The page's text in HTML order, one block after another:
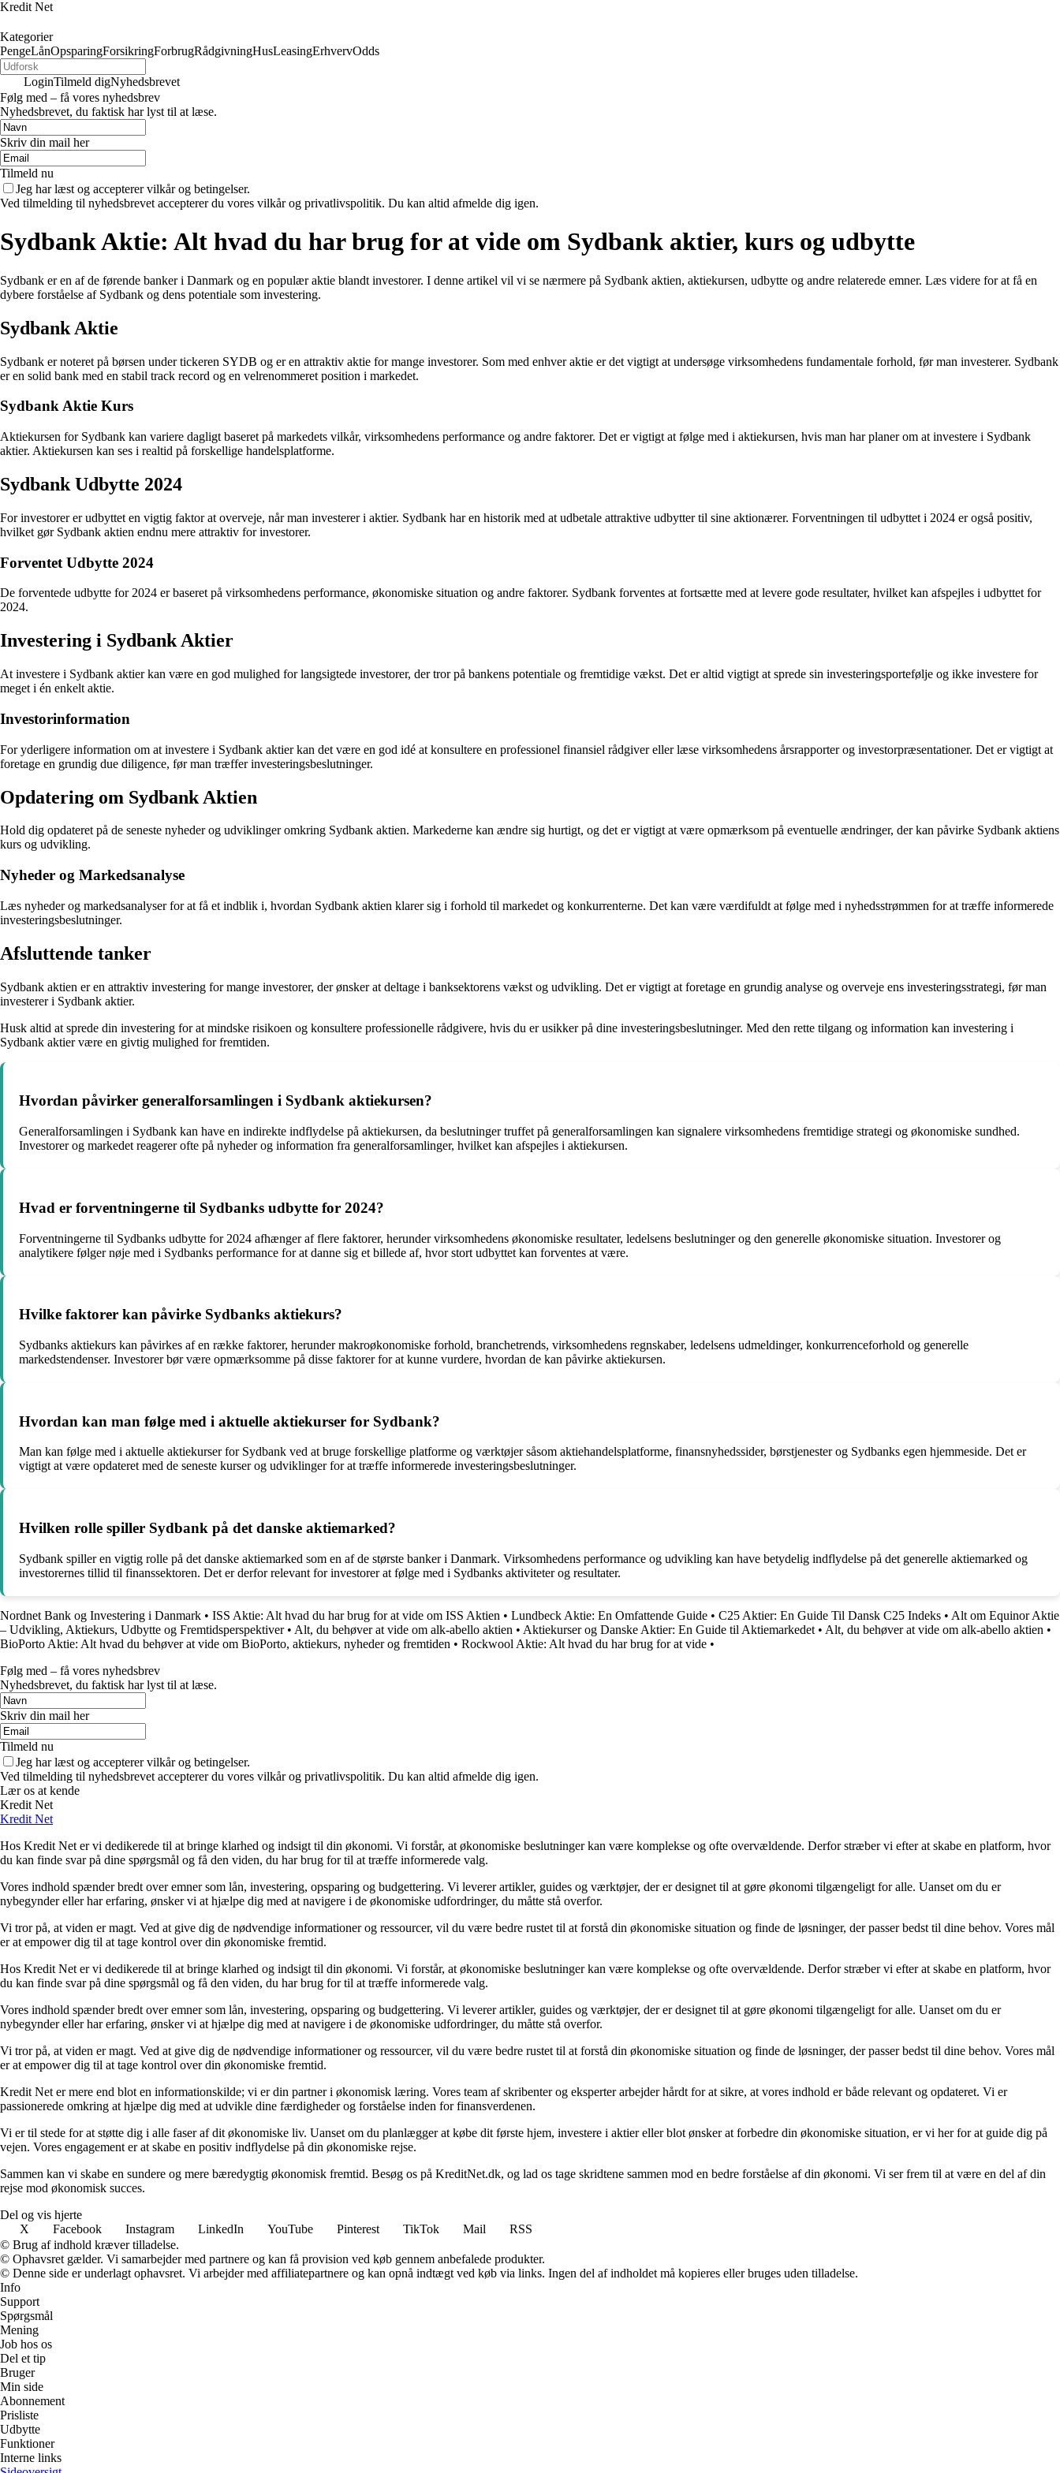
Kredit Net
Kategorier
PengeLånOpsparingForsikringForbrugRådgivningHusLeasingErhvervOdds
LoginTilmeld digNyhedsbrevet
Følg med – få vores nyhedsbrev
Nyhedsbrevet, du faktisk har lyst til at læse.
Skriv din mail her
Tilmeld nu
Jeg har læst og accepterer vilkår og betingelser.
Ved tilmelding til nyhedsbrevet accepterer du vores vilkår og privatlivspolitik. Du kan altid afmelde dig igen.
Sydbank Aktie: Alt hvad du har brug for at vide om Sydbank aktier, kurs og udbytte
Sydbank er en af de førende banker i Danmark og en populær aktie blandt investorer. I denne artikel vil vi se nærmere på Sydbank aktien, aktiekursen, udbytte og andre relaterede emner. Læs videre for at få en
dybere forståelse af Sydbank og dens potentiale som investering.
Sydbank Aktie
Sydbank er noteret på børsen under tickeren SYDB og er en attraktiv aktie for mange investorer. Som med enhver aktie er det vigtigt at undersøge virksomhedens fundamentale forhold, før man investerer. Sydbank
er en solid bank med en stabil track record og en velrenommeret position i markedet.
Sydbank Aktie Kurs
Aktiekursen for Sydbank kan variere dagligt baseret på markedets vilkår, virksomhedens performance og andre faktorer. Det er vigtigt at følge med i aktiekursen, hvis man har planer om at investere i Sydbank
aktier. Aktiekursen kan ses i realtid på forskellige handelsplatforme.
Sydbank Udbytte 2024
For investorer er udbyttet en vigtig faktor at overveje, når man investerer i aktier. Sydbank har en historik med at udbetale attraktive udbytter til sine aktionærer. Forventningen til udbyttet i 2024 er også positiv,
hvilket gør Sydbank aktien endnu mere attraktiv for investorer.
Forventet Udbytte 2024
De forventede udbytte for 2024 er baseret på virksomhedens performance, økonomiske situation og andre faktorer. Sydbank forventes at fortsætte med at levere gode resultater, hvilket kan afspejles i udbyttet for
2024.
Investering i Sydbank Aktier
At investere i Sydbank aktier kan være en god mulighed for langsigtede investorer, der tror på bankens potentiale og fremtidige vækst. Det er altid vigtigt at sprede sin investeringsportefølje og ikke investere for
meget i én enkelt aktie.
Investorinformation
For yderligere information om at investere i Sydbank aktier kan det være en god idé at konsultere en professionel finansiel rådgiver eller læse virksomhedens årsrapporter og investorpræsentationer. Det er vigtigt at
foretage en grundig due diligence, før man træffer investeringsbeslutninger.
Opdatering om Sydbank Aktien
Hold dig opdateret på de seneste nyheder og udviklinger omkring Sydbank aktien. Markederne kan ændre sig hurtigt, og det er vigtigt at være opmærksom på eventuelle ændringer, der kan påvirke Sydbank aktiens
kurs og udvikling.
Nyheder og Markedsanalyse
Læs nyheder og markedsanalyser for at få et indblik i, hvordan Sydbank aktien klarer sig i forhold til markedet og konkurrenterne. Det kan være værdifuldt at følge med i nyhedsstrømmen for at træffe informerede
investeringsbeslutninger.
Afsluttende tanker
Sydbank aktien er en attraktiv investering for mange investorer, der ønsker at deltage i banksektorens vækst og udvikling. Det er vigtigt at foretage en grundig analyse og overveje ens investeringsstrategi, før man
investerer i Sydbank aktier.
Husk altid at sprede din investering for at mindske risikoen og konsultere professionelle rådgivere, hvis du er usikker på dine investeringsbeslutninger. Med den rette tilgang og information kan investering i
Sydbank aktier være en givtig mulighed for fremtiden.
Hvordan påvirker generalforsamlingen i Sydbank aktiekursen?
Generalforsamlingen i Sydbank kan have en indirekte indflydelse på aktiekursen, da beslutninger truffet på generalforsamlingen kan signalere virksomhedens fremtidige strategi og økonomiske sundhed.
Investorer og markedet reagerer ofte på nyheder og information fra generalforsamlinger, hvilket kan afspejles i aktiekursen.
Hvad er forventningerne til Sydbanks udbytte for 2024?
Forventningerne til Sydbanks udbytte for 2024 afhænger af flere faktorer, herunder virksomhedens økonomiske resultater, ledelsens beslutninger og den generelle økonomiske situation. Investorer og
analytikere følger nøje med i Sydbanks performance for at danne sig et billede af, hvor stort udbyttet kan forventes at være.
Hvilke faktorer kan påvirke Sydbanks aktiekurs?
Sydbanks aktiekurs kan påvirkes af en række faktorer, herunder makroøkonomiske forhold, branchetrends, virksomhedens regnskaber, ledelsens udmeldinger, konkurrenceforhold og generelle
markedstendenser. Investorer bør være opmærksomme på disse faktorer for at kunne vurdere, hvordan de kan påvirke aktiekursen.
Hvordan kan man følge med i aktuelle aktiekurser for Sydbank?
Man kan følge med i aktuelle aktiekurser for Sydbank ved at bruge forskellige platforme og værktøjer såsom aktiehandelsplatforme, finansnyhedssider, børstjenester og Sydbanks egen hjemmeside. Det er
vigtigt at være opdateret med de seneste kurser og udviklinger for at træffe informerede investeringsbeslutninger.
Hvilken rolle spiller Sydbank på det danske aktiemarked?
Sydbank spiller en vigtig rolle på det danske aktiemarked som en af de største banker i Danmark. Virksomhedens performance og udvikling kan have betydelig indflydelse på det generelle aktiemarked og
investorernes tillid til finanssektoren. Det er derfor relevant for investorer at følge med i Sydbanks aktiviteter og resultater.
Nordnet Bank og Investering i Danmark • ISS Aktie: Alt hvad du har brug for at vide om ISS Aktien • Lundbeck Aktie: En Omfattende Guide • C25 Aktier: En Guide Til Dansk C25 Indeks • Alt om Equinor Aktie
– Udvikling, Aktiekurs, Udbytte og Fremtidsperspektiver• Alt, du behøver at vide om alk-abello aktien • Aktiekurser og Danske Aktier: En Guide til Aktiemarkedet • Alt, du behøver at vide om alk-abello aktien •
BioPorto Aktie: Alt hvad du behøver at vide om BioPorto, aktiekurs, nyheder og fremtiden • Rockwool Aktie: Alt hvad du har brug for at vide •
Følg med – få vores nyhedsbrev
Nyhedsbrevet, du faktisk har lyst til at læse.
Skriv din mail her
Tilmeld nu
Jeg har læst og accepterer vilkår og betingelser.
Ved tilmelding til nyhedsbrevet accepterer du vores vilkår og privatlivspolitik. Du kan altid afmelde dig igen.
Lær os at kende
Kredit Net
Kredit Net
Hos Kredit Net er vi dedikerede til at bringe klarhed og indsigt til din økonomi. Vi forstår, at økonomiske beslutninger kan være komplekse og ofte overvældende. Derfor stræber vi efter at skabe en platform, hvor
du kan finde svar på dine spørgsmål og få den viden, du har brug for til at træffe informerede valg.
Vores indhold spænder bredt over emner som lån, investering, opsparing og budgettering. Vi leverer artikler, guides og værktøjer, der er designet til at gøre økonomi tilgængeligt for alle. Uanset om du er
nybegynder eller har erfaring, ønsker vi at hjælpe dig med at navigere i de økonomiske udfordringer, du måtte stå overfor.
Vi tror på, at viden er magt. Ved at give dig de nødvendige informationer og ressourcer, vil du være bedre rustet til at forstå din økonomiske situation og finde de løsninger, der passer bedst til dine behov. Vores mål
er at empower dig til at tage kontrol over din økonomiske fremtid.
Hos Kredit Net er vi dedikerede til at bringe klarhed og indsigt til din økonomi. Vi forstår, at økonomiske beslutninger kan være komplekse og ofte overvældende. Derfor stræber vi efter at skabe en platform, hvor
du kan finde svar på dine spørgsmål og få den viden, du har brug for til at træffe informerede valg.
Vores indhold spænder bredt over emner som lån, investering, opsparing og budgettering. Vi leverer artikler, guides og værktøjer, der er designet til at gøre økonomi tilgængeligt for alle. Uanset om du er
nybegynder eller har erfaring, ønsker vi at hjælpe dig med at navigere i de økonomiske udfordringer, du måtte stå overfor.
Vi tror på, at viden er magt. Ved at give dig de nødvendige informationer og ressourcer, vil du være bedre rustet til at forstå din økonomiske situation og finde de løsninger, der passer bedst til dine behov. Vores mål
er at empower dig til at tage kontrol over din økonomiske fremtid.
Kredit Net er mere end blot en informationskilde; vi er din partner i økonomisk læring. Vores team af skribenter og eksperter arbejder hårdt for at sikre, at vores indhold er både relevant og opdateret. Vi er
passionerede omkring at hjælpe dig med at udvikle dine færdigheder og forståelse inden for finansverdenen.
Vi er til stede for at støtte dig i alle faser af dit økonomiske liv. Uanset om du planlægger at købe dit første hjem, investere i aktier eller blot ønsker at forbedre din økonomiske situation, er vi her for at guide dig på
vejen. Vores engagement er at skabe en positiv indflydelse på din økonomiske rejse.
Sammen kan vi skabe en sundere og mere bæredygtig økonomisk fremtid. Besøg os på KreditNet.dk, og lad os tage skridtene sammen mod en bedre forståelse af din økonomi. Vi ser frem til at være en del af din
rejse mod økonomisk succes.
Del og vis hjerte
X
Facebook Instagram LinkedIn YouTube Pinterest TikTok Mail
RSS
© Brug af indhold kræver tilladelse.
© Ophavsret gælder. Vi samarbejder med partnere og kan få provision ved køb gennem anbefalede produkter.
© Denne side er underlagt ophavsret. Vi arbejder med affiliatepartnere og kan opnå indtægt ved køb via links. Ingen del af indholdet må kopieres eller bruges uden tilladelse.
Info
Support
Spørgsmål
Mening
Job hos os
Del et tip
Bruger
Min side
Abonnement
Prisliste
Udbytte
Funktioner
Interne links